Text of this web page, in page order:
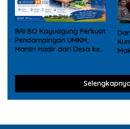
BRI BO Kayuagung Perkuat
Pendampingan UMKM,
Mantri Hadir dari Desa ke